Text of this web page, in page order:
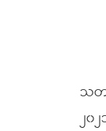
သတ
၂၀